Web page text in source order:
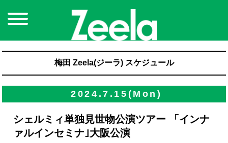
梅田 Zeela(ジーラ) スケジュール
2024.7.15(Mon)
シェルミィ単独見世物公演ツアー 「インナ
ァルインセミナ｣大阪公演